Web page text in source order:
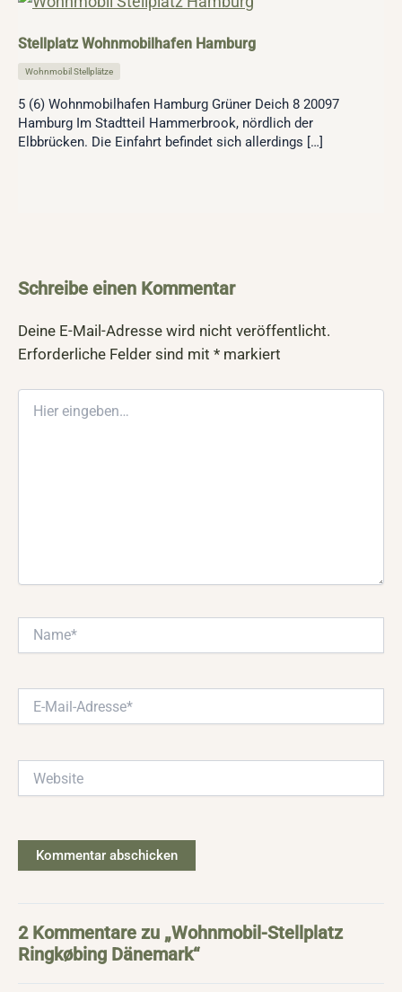
Stellplatz Wohnmobilhafen Hamburg
Wohnmobil Stellplätze
5 (6) Wohnmobilhafen Hamburg Grüner Deich 8 20097
Hamburg Im Stadtteil Hammerbrook, nördlich der
Elbbrücken. Die Einfahrt befindet sich allerdings […]
Schreibe einen Kommentar
Deine E-Mail-Adresse wird nicht veröffentlicht.
Erforderliche Felder sind mit * markiert
eingeben…
Mail-
2 Kommentare zu „Wohnmobil-Stellplatz
Ringkøbing Dänemark“